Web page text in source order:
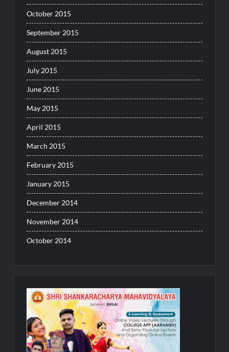
October 2015
September 2015
August 2015
July 2015
June 2015
May 2015
April 2015
March 2015
February 2015
January 2015
December 2014
November 2014
October 2014